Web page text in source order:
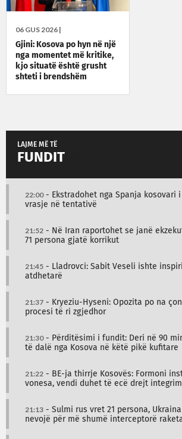
06 GUS 2026 |
Gjini: Kosova po hyn në një
nga momentet më kritike,
kjo situatë është grusht
shteti i brendshëm
LAJME MË TË
FUNDIT
22:00- Ekstradohet nga Spanja kosovari
vrasje në tentativë
21:52 - Në Iran raportohet se janë
71 persona gjatë korrikut
21:45 - Lladrovci: Sabit Veseli ishte
atdhetarë
21:37 - Kryeziu-Hyseni: Opozita po na
procesi të ri zgjedhor
21:30- Përditësimi i fundit: Deri në 90
të dalë nga Kosova në këtë pikë kufitare
21:22 - BE-ja thirrje Kosovës: Formoni
vonesa, vendi duhet të ecë drejt
21:13 - Sulmi rus vret 21 persona,
nevojë për më shumë interceptorë